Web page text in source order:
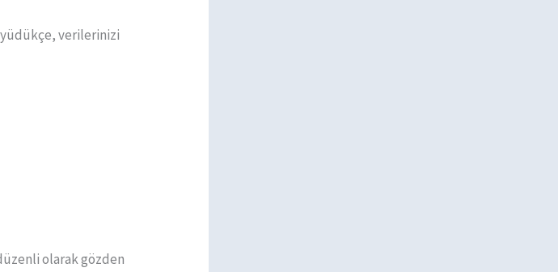
verilerinizi
olarak gözden